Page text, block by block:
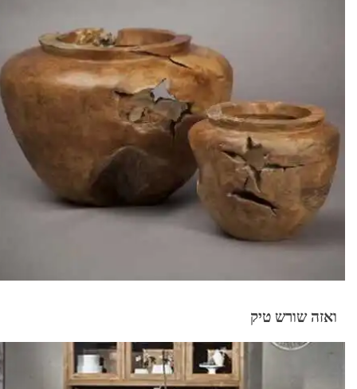
ואזה שורש טיק